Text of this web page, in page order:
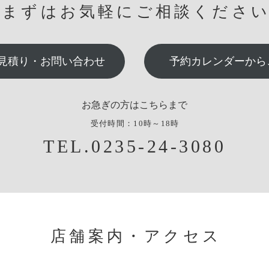
まずはお気軽にご相談ください
積り・お問い合わせ 予約カレンダーから
お急ぎの方はこちらまで
受付時間：10時～18時
TEL.0235-24-3080
店舗案内・アクセス